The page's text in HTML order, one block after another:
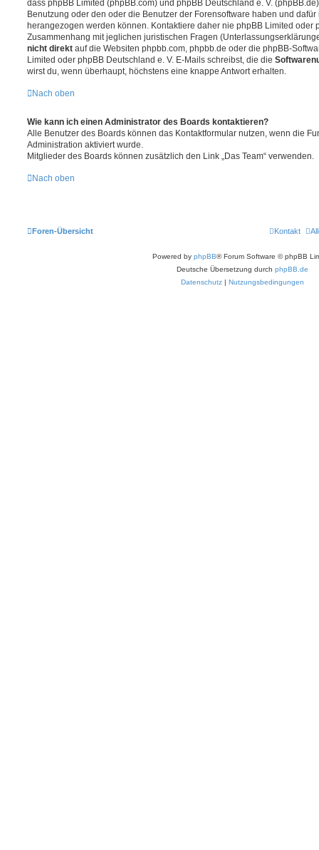
dass phpBB Limited (phpBB.com) und phpBB Deutschland e. V.
Benutzung oder den oder die Benutzer der Forensoftware haben und
herangezogen werden können. Kontaktiere daher nie phpBB Limited oder
Zusammenhang mit jeglichen juristischen Fragen
nicht direkt auf die Websiten phpbb.com, phpbb.de oder die phpBB-
Limited oder phpBB Deutschland e. V. E-Mails schreibst, die die
wirst du, wenn überhaupt, höchstens eine knappe Antwort erhalten.
Nach oben
Wie kann ich einen Administrator des Boards kontaktieren?
Alle Benutzer des Boards können das Kontaktformular nutzen, wenn die
Administration aktiviert wurde.
Mitglieder des Boards können zusätzlich den Link „Das Team“ verwenden.
Nach oben
Foren-Übersicht Kontakt
Powered by phpBB® Forum Software © phpBB
Deutsche Übersetzung durch phpBB.de
Datenschutz | Nutzungsbedingungen